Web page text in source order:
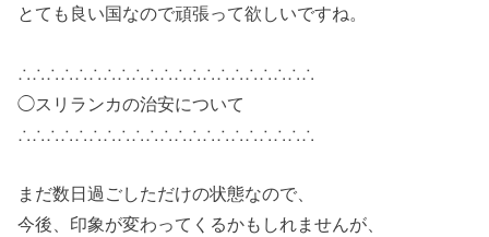
とても良い国なので頑張って欲しいですね。
∴∴∴∴∴∴∴∴∴∴∴∴∴∴∴∴∴∴∴∴∴
◯スリランカの治安について
∴∴∴∴∴∴∴∴∴∴∴∴∴∴∴∴∴∴∴∴∴
まだ数日過ごしただけの状態なので、
今後、印象が変わってくるかもしれませんが、